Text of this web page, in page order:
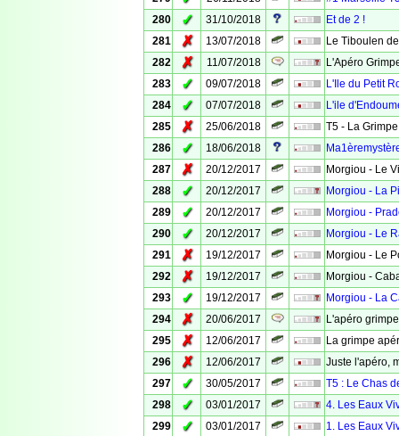
280
✓ 31/10/2018
Et de 2 !
281
✗ 13/07/2018
Le Tiboulen
282
✗ 11/07/2018
L'Apéro
283
✓ 09/07/2018
L'Ile du Petit
284
✓ 07/07/2018
L'ile
285
✗ 25/06/2018
T5 - La
286
✓ 18/06/2018
287
✗ 20/12/2017
Morgiou - Le
288
✓ 20/12/2017
Morgiou - La
289
✓ 20/12/2017
Morgiou -
290
✓ 20/12/2017
Morgiou - Le
291
✗ 19/12/2017
Morgiou - Le
292
✗ 19/12/2017
Morgiou -
293
✓ 19/12/2017
Morgiou - La
294
✗ 20/06/2017
L'apéro grimpe
295
✗ 12/06/2017
La grimpe
296
✗ 12/06/2017
Juste l'apéro,
297
✓ 30/05/2017
T5 : Le Chas
298
✓ 03/01/2017
4. Les Eaux
299
✓ 03/01/2017
1. Les Eaux